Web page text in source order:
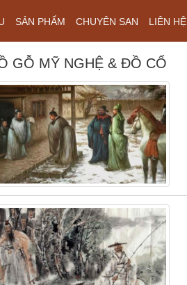
SẢN PHẨM CHUYÊN SAN LIÊN HỆ
GỖ MỸ NGHỆ & ĐỒ CỔ